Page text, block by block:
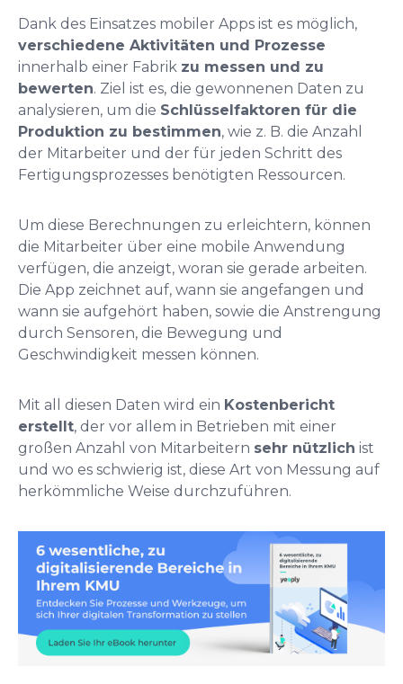
Dank des Einsatzes mobiler Apps ist es möglich,
verschiedene Aktivitäten und Prozesse
innerhalb einer Fabrik zu messen und zu
bewerten. Ziel ist es, die gewonnenen Daten zu
analysieren, um die Schlüsselfaktoren für die
Produktion zu bestimmen, wie z. B. die Anzahl
der Mitarbeiter und der für jeden Schritt des
Fertigungsprozesses benötigten Ressourcen.
Um diese Berechnungen zu erleichtern, können
die Mitarbeiter über eine mobile Anwendung
verfügen, die anzeigt, woran sie gerade arbeiten.
Die App zeichnet auf, wann sie angefangen und
wann sie aufgehört haben, sowie die Anstrengung
durch Sensoren, die Bewegung und
Geschwindigkeit messen können.
Mit all diesen Daten wird ein Kostenbericht
erstellt, der vor allem in Betrieben mit einer
großen Anzahl von Mitarbeitern sehr nützlich ist
und wo es schwierig ist, diese Art von Messung auf
herkömmliche Weise durchzuführen.